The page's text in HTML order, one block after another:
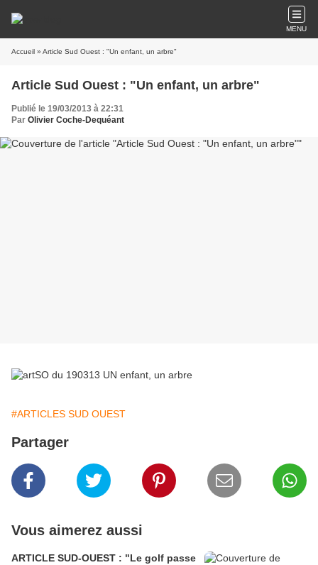
MENU
Accueil » Article Sud Ouest : "Un enfant, un arbre"
Article Sud Ouest : "Un enfant, un arbre"
Publié le 19/03/2013 à 22:31
Par Olivier Coche-Dequéant
#ARTICLES SUD OUEST
Partager
Vous aimerez aussi
ARTICLE SUD-OUEST : "Le golf passe